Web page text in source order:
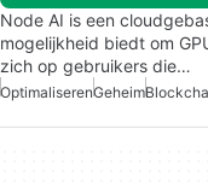
Node AI is een
mogelijkheid biedt om
zich op gebruikers die…
OptimaliserenGeheim